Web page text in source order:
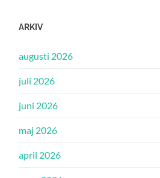
ARKIV
augusti 2026
juli 2026
juni 2026
maj 2026
april 2026